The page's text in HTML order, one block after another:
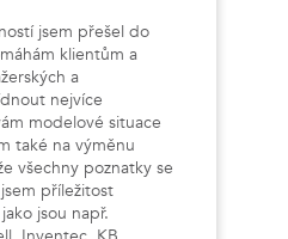
jsem přešel do
klientům a
a
nejvíce
modelové situace
také na výměnu
všechny poznatky se
příležitost
jsou např.